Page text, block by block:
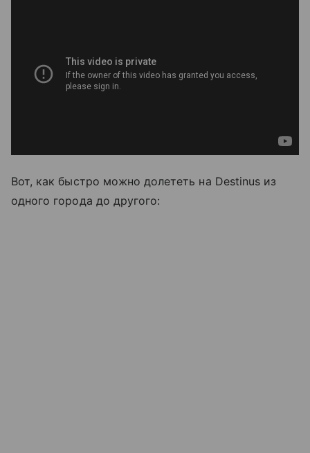
Вот, как быстро можно долететь на Destinus из
одного города до другого: